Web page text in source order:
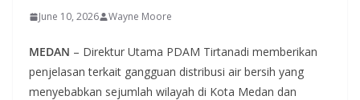
June 10, 2026 Wayne Moore
MEDAN – Direktur Utama PDAM Tirtanadi memberikan
penjelasan terkait gangguan distribusi air bersih yang
menyebabkan sejumlah wilayah di Kota Medan dan